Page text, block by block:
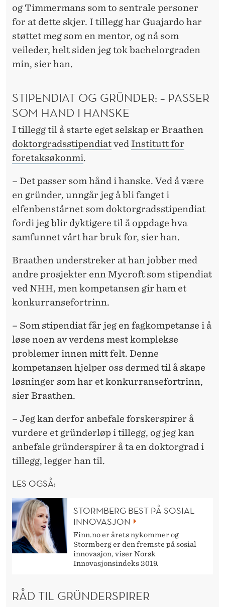
og Timmermans som to sentrale personer
for at dette skjer. I tillegg har Guajardo har
støttet meg som en mentor, og nå som
veileder, helt siden jeg tok bachelorgraden
min, sier han.
STIPENDIAT OG GRÜNDER: – PASSER
SOM HAND I HANSKE
I tillegg til å starte eget selskap er Braathen
doktorgradsstipendiatved Institutt for
foretaksøkonmi.
– Det passer som hånd i hanske. Ved å være
en gründer, unngår jeg å bli fanget i
elfenbenstårnet som doktorgradsstipendiat
fordi jeg blir dyktigere til å oppdage hva
samfunnet vårt har bruk for, sier han.
Braathen understreker at han jobber med
andre prosjekter enn Mycroft som stipendiat
ved NHH, men kompetansen gir ham et
konkurransefortrinn.
– Som stipendiat får jeg en fagkompetanse i å
løse noen av verdens mest komplekse
problemer innen mitt felt. Denne
kompetansen hjelper oss dermed til å skape
løsninger som har et konkurransefortrinn,
sier Braathen.
– Jeg kan derfor anbefale forskerspirer å
vurdere et gründerløp i tillegg, og jeg kan
anbefale gründerspirer å ta en doktorgrad i
tillegg, legger han til.
LES OGSÅ:
STORMBERG BEST PÅ SOSIAL
INNOVASJON
Finn.no er årets nykommer og
Stormberg er den fremste på sosial
innovasjon, viser Norsk
Innovasjonsindeks 2019.
RÅD TIL GRÜNDERSPIRER